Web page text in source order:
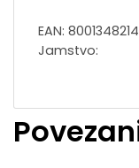
EAN:
Jamstvo: